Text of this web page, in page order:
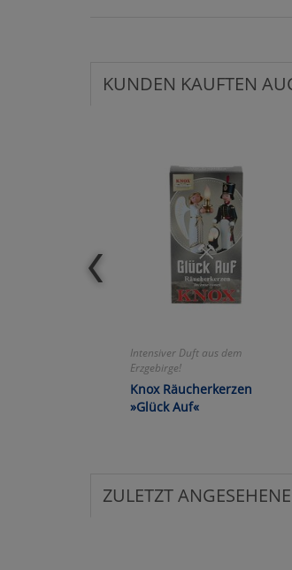
KUNDEN KAUFTEN
Intensiver Duft aus dem
Erzgebirge!
Knox Räucherkerzen
»Glück Auf«
ZULETZT